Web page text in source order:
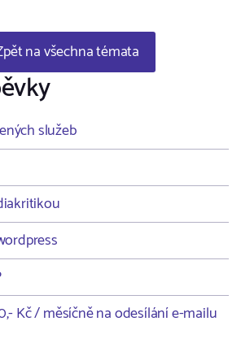
na všechna témata
služeb
Kč / měsíčně na odesílání e-mailu